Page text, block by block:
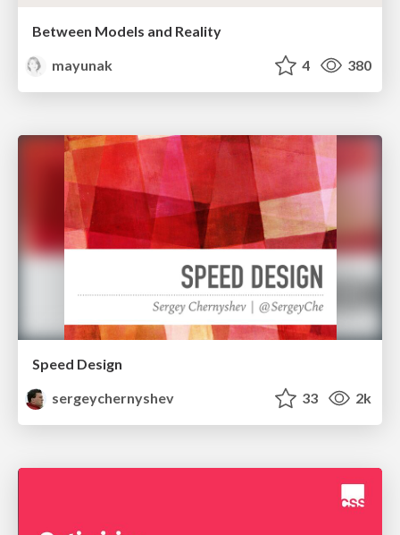
Between Models and Reality
mayunak
4 380
Speed Design
sergeychernyshev
33 2k